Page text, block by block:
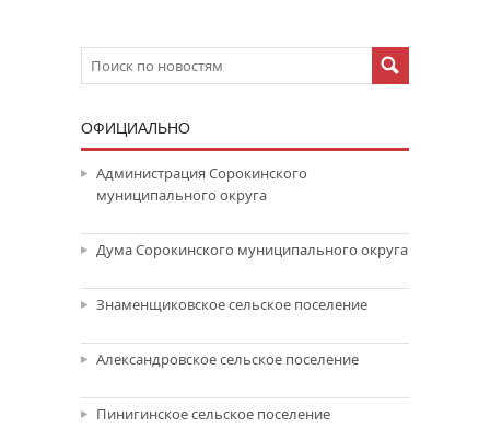
ОФИЦИАЛЬНО
Администрация Сорокинского
муниципального округа
Дума Сорокинского муниципального округа
Знаменщиковское сельское поселение
Александровское сельское поселение
Пинигинское сельское поселение